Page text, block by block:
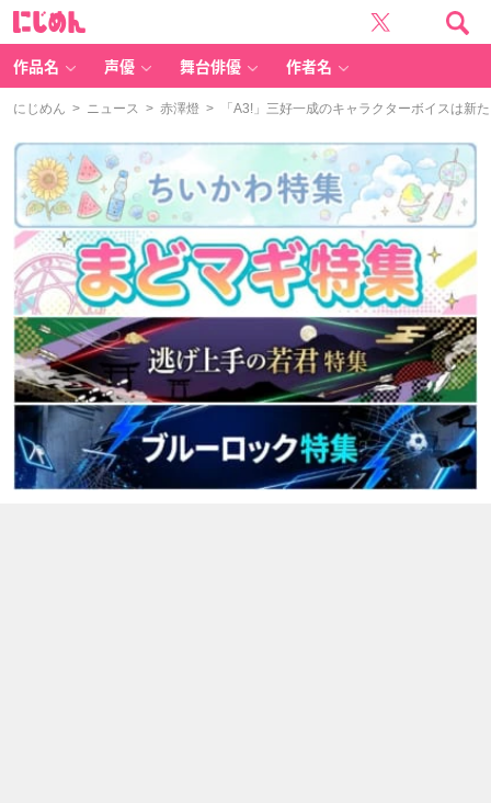
作品名 声優 舞台俳優 作者名
にじめん > ニュース > 赤澤燈 > 「A3!」三好一成のキャラクターボイスは新